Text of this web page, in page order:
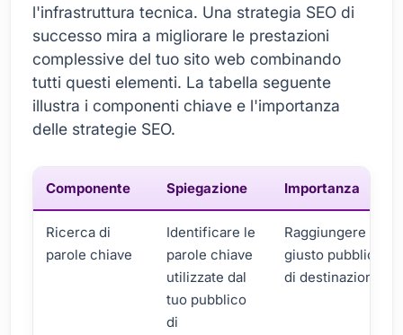
l'infrastruttura tecnica. Una strategia SEO di
successo mira a migliorare le prestazioni
complessive del tuo sito web combinando
tutti questi elementi. La tabella seguente
illustra i componenti chiave e l'importanza
delle strategie SEO.
Componente Spiegazione Importanza
Ricerca di
parole chiave
Identificare le
parole chiave
utilizzate dal
tuo pubblico
di
Raggiungere il
giusto pubblico
di destinazione